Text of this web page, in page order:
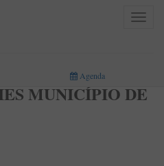
Toggle
Agenda
MUNICÍPIO DE